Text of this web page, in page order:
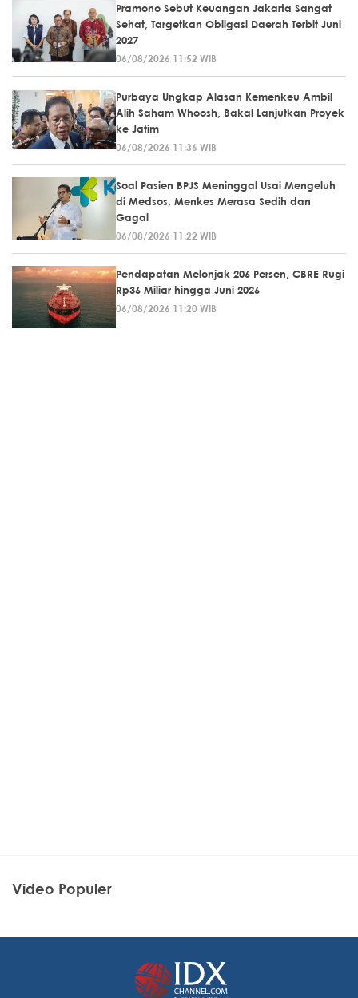
Pramono Sebut Keuangan Jakarta Sangat
Sehat, Targetkan Obligasi Daerah Terbit Juni
2027
06/08/2026 11:52 WIB
Purbaya Ungkap Alasan Kemenkeu Ambil
Alih Saham Whoosh, Bakal Lanjutkan Proyek
ke Jatim
06/08/2026 11:36 WIB
Soal Pasien BPJS Meninggal Usai Mengeluh
di Medsos, Menkes Merasa Sedih dan
Gagal
06/08/2026 11:22 WIB
Pendapatan Melonjak 206 Persen, CBRE Rugi
Rp36 Miliar hingga Juni 2026
06/08/2026 11:20 WIB
Video Populer